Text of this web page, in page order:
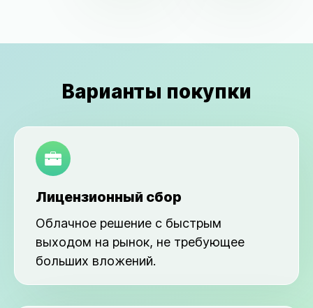
Варианты покупки
Лицензионный сбор
Облачное решение с быстрым
выходом на рынок, не требующее
больших вложений.